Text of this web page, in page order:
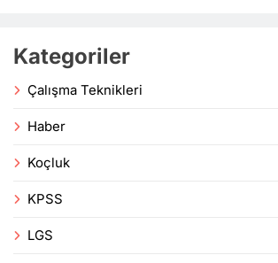
Kategoriler
Çalışma Teknikleri
Haber
Koçluk
KPSS
LGS